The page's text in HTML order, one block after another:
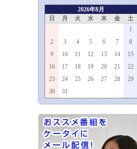
2026年8月
日
月 火 水 木 金
土
1
2
3 4 5 6 7
8
9
10 11 12 13 14
15
16
17 18 19 20 21
22
23
24 25 26 27 28
29
30
31